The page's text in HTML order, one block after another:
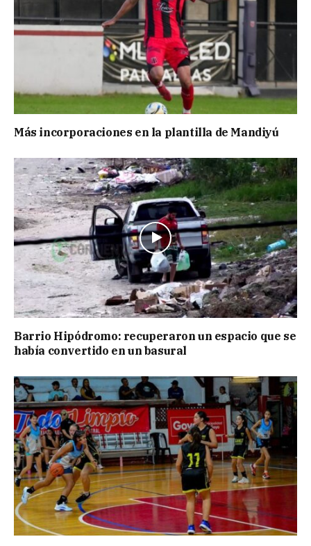
Más incorporaciones en la plantilla de Mandiyú
Barrio Hipódromo: recuperaron un espacio que se
había convertido en un basural